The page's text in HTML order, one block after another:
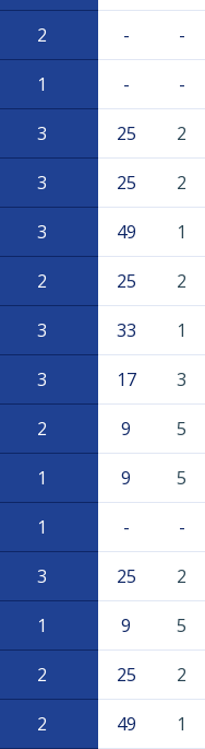
2 - -
1 - -
3 25 2
3 25 2
3 49 1
2 25 2
3 33 1
3 17 3
2 9 5
1 9 5
1 - -
3 25 2
1 9 5
2 25 2
2 49 1